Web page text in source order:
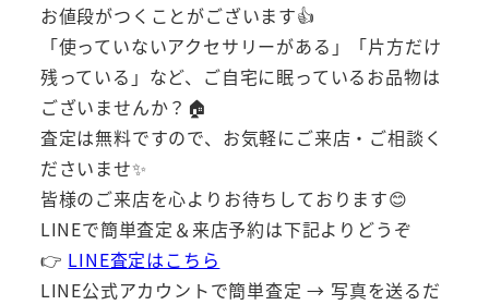
お値段がつくことがございます👍
「使っていないアクセサリーがある」「片方だけ
残っている」など、ご自宅に眠っているお品物は
ございませんか？🏠
査定は無料ですので、お気軽にご来店・ご相談く
ださいませ✨
皆様のご来店を心よりお待ちしております😊
LINEで簡単査定＆来店予約は下記よりどうぞ
👉 LINE査定はこちら
LINE公式アカウントで簡単査定 → 写真を送るだ